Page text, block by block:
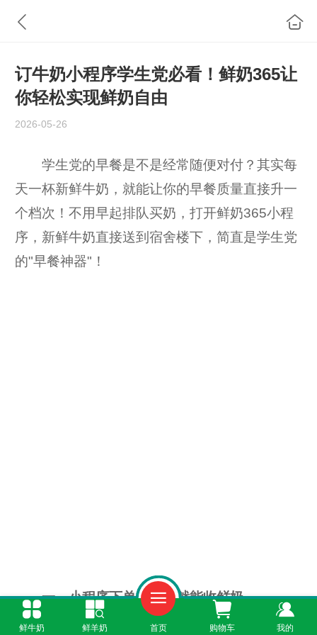
订牛奶小程序学生党必看！鲜奶365让
你轻松实现鲜奶自由
2026-05-26
学生党的早餐是不是经常随便对付？其实每
天一杯新鲜牛奶，就能让你的早餐质量直接升一
个档次！不用早起排队买奶，打开鲜奶365小程
序，新鲜牛奶直接送到宿舍楼下，简直是学生党
的"早餐神器"！
一、小程序下单，宿舍就能收鲜奶
鲜牛奶 鲜羊奶 首页 购物车 我的